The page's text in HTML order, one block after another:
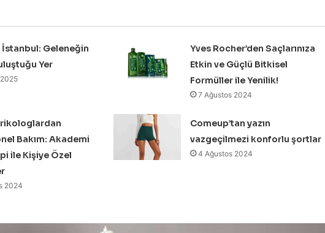
İstanbul: Geleneğin
Yer
Yves Rocher’den Saçlarınıza
Etkin ve Güçlü Bitkisel
Formüller ile Yenilik!
7 Ağustos 2024
Bakım: Akademi
ile Kişiye Özel
2024
Comeup’tan yazın
vazgeçilmezi konforlu şortlar
4 Ağustos 2024